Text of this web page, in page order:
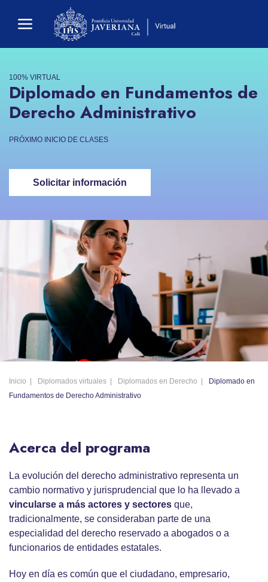
100% VIRTUAL
Diplomado en Fundamentos de
Derecho Administrativo
PRÓXIMO INICIO DE CLASES
Solicitar información
Inicio Diplomados virtuales Diplomados en Derecho
Diplomado en
Fundamentos de Derecho Administrativo
Acerca del programa
La evolución del derecho administrativo representa un
cambio normativo y jurisprudencial que lo ha llevado a
vincularse a más actores y sectores que,
tradicionalmente, se consideraban parte de una
especialidad del derecho reservado a abogados o a
funcionarios de entidades estatales.
Hoy en día es común que el ciudadano, empresario,